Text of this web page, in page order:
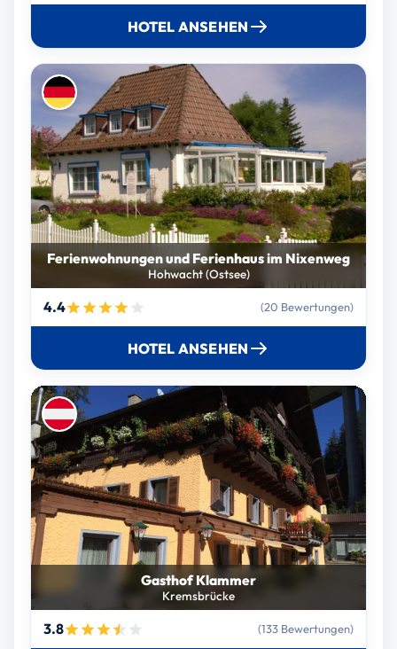
HOTEL ANSEHEN
Ferienwohnungen und Ferienhaus im Nixenweg
Hohwacht (Ostsee)
4.4 (20 Bewertungen)
HOTEL ANSEHEN
Gasthof Klammer
Kremsbrücke
3.8 (133 Bewertungen)